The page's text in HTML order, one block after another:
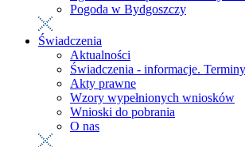
Pogoda w Bydgoszczy
Świadczenia
Aktualności
Świadczenia - informacje.
Akty prawne
Wzory wypełnionych wniosków
Wnioski do pobrania
O nas